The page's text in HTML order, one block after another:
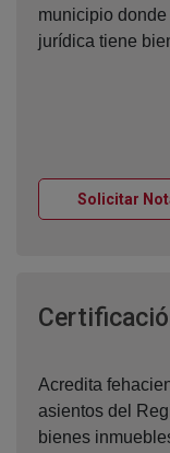
municipio
jurídica tiene
Solicitar
Acredita
asientos del
bienes